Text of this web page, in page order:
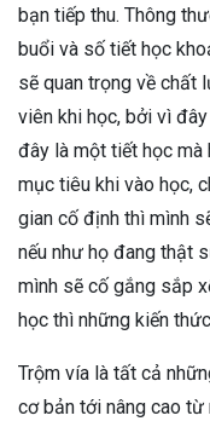
bạn tiếp thu. Thông
buổi và số tiết học
sẽ quan trọng về chất
viên khi học, bởi vì
đây là một tiết học
mục tiêu khi vào học,
gian cố định thì mình
nếu như họ đang thật
mình sẽ cố gắng sắp
học thì những kiến
Trộm vía là tất cả
cơ bản tới nâng cao